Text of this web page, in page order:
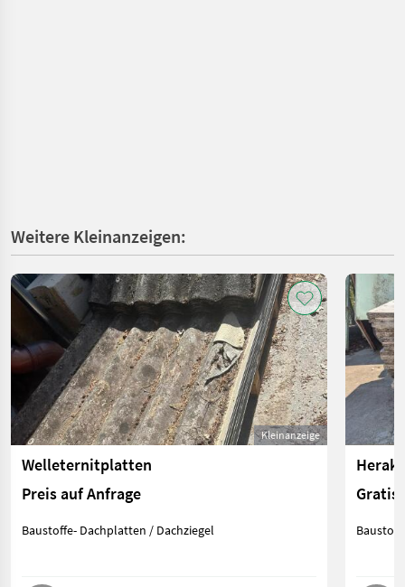
Weitere Kleinanzeigen:
Kleinanzeige
Welleternitplatten
Preis auf Anfrage
Baustoffe- Dachplatten / Dachziegel
Gratis